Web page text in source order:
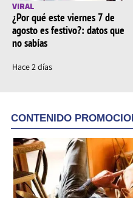
VIRAL
¿Por qué este viernes 7 de
agosto es festivo?: datos que
no sabías
Hace 2 días